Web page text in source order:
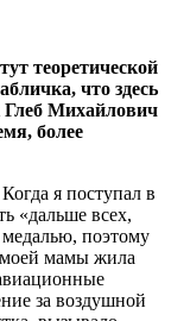
теоретической
что здесь
Михайлович
более
я поступал в
«дальше всех,
поэтому
моей мамы жила
за воздушной